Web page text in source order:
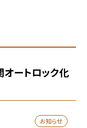
オートロック化
お知らせ